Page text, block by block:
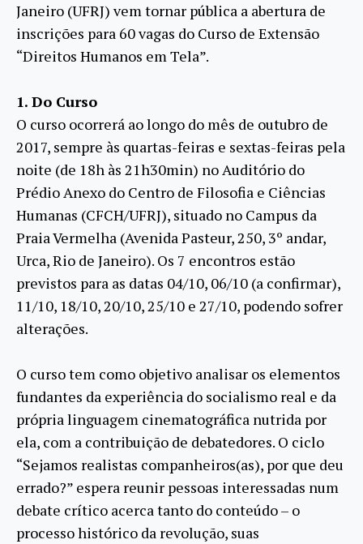
Janeiro (UFRJ) vem tornar pública a abertura de
inscrições para 60 vagas do Curso de Extensão
“Direitos Humanos em Tela”.
1. Do Curso
O curso ocorrerá ao longo do mês de outubro de
2017, sempre às quartas-feiras e sextas-feiras pela
noite (de 18h às 21h30min) no Auditório do
Prédio Anexo do Centro de Filosofia e Ciências
Humanas (CFCH/UFRJ), situado no Campus da
Praia Vermelha (Avenida Pasteur, 250, 3º andar,
Urca, Rio de Janeiro). Os 7 encontros estão
previstos para as datas 04/10, 06/10 (a confirmar),
11/10, 18/10, 20/10, 25/10 e 27/10, podendo sofrer
alterações.
O curso tem como objetivo analisar os elementos
fundantes da experiência do socialismo real e da
própria linguagem cinematográfica nutrida por
ela, com a contribuição de debatedores. O ciclo
“Sejamos realistas companheiros(as), por que deu
errado?” espera reunir pessoas interessadas num
debate crítico acerca tanto do conteúdo – o
processo histórico da revolução, suas